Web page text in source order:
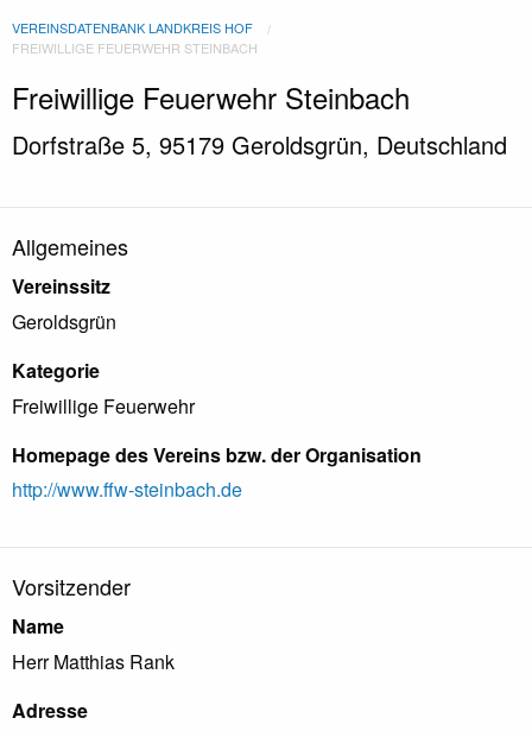
VEREINSDATENBANK LANDKREIS HOF
FREIWILLIGE FEUERWEHR STEINBACH
Freiwillige Feuerwehr Steinbach
Dorfstraße 5, 95179 Geroldsgrün, Deutschland
Allgemeines
Vereinssitz
Geroldsgrün
Kategorie
Freiwillige Feuerwehr
Homepage des Vereins bzw. der Organisation
http://www.ffw-steinbach.de
Vorsitzender
Name
Herr Matthias Rank
Adresse